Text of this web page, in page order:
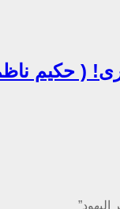
( حکیم